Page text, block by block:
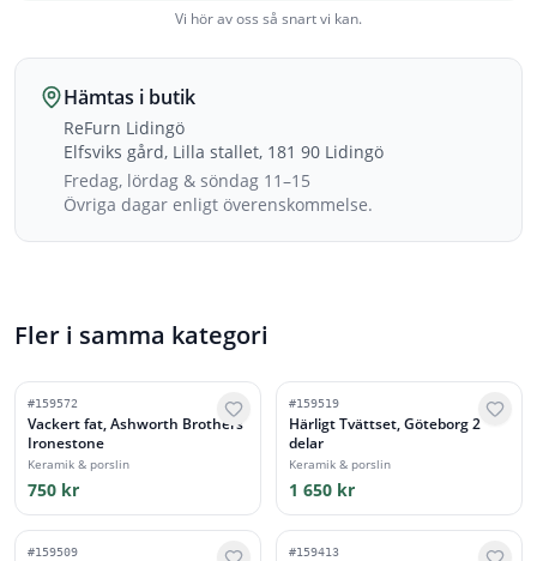
Vi hör av oss så snart vi kan.
Hämtas i butik
ReFurn Lidingö
Elfsviks gård, Lilla stallet, 181 90 Lidingö
Fredag, lördag & söndag 11–15
Övriga dagar enligt överenskommelse.
Fler i samma kategori
#159572
Vackert fat, Ashworth Brothers
Ironestone
Keramik & porslin
750 kr
#159519
Härligt Tvättset, Göteborg 2
delar
Keramik & porslin
1 650 kr
#159509 #159413